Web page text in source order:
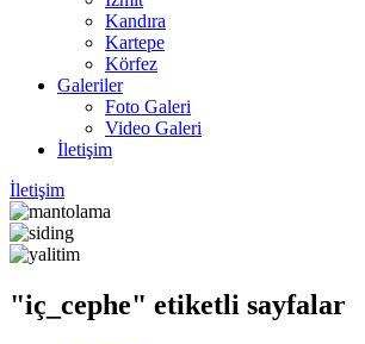
Kandıra
Kartepe
Körfez
Galeriler
Foto Galeri
Video Galeri
İletişim
İletişim
"iç_cephe" etiketli sayfalar